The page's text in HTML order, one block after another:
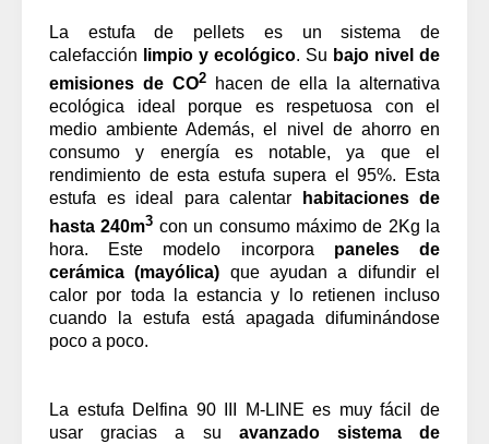
La estufa de pellets es un sistema de
calefacción
limpio y ecológico. Su bajo nivel de
emisiones de CO2hacen de ella la alternativa
ecológica ideal porque es respetuosa con el
medio ambiente Además, el nivel de ahorro en
consumo y energía es notable, ya que el
rendimiento de esta estufa supera el 95%. Esta
estufa es ideal para calentar
habitaciones de
hasta 240m3 con un consumo máximo de 2Kg la
hora. Este modelo incorpora paneles de
cerámica (mayólica) que ayudan a difundir el
calor por toda la estancia y lo retienen incluso
cuando la estufa está apagada difuminándose
poco a poco.
La estufa Delfina 90 III M-LINE es muy fácil de
usar gracias a su avanzado sistema de